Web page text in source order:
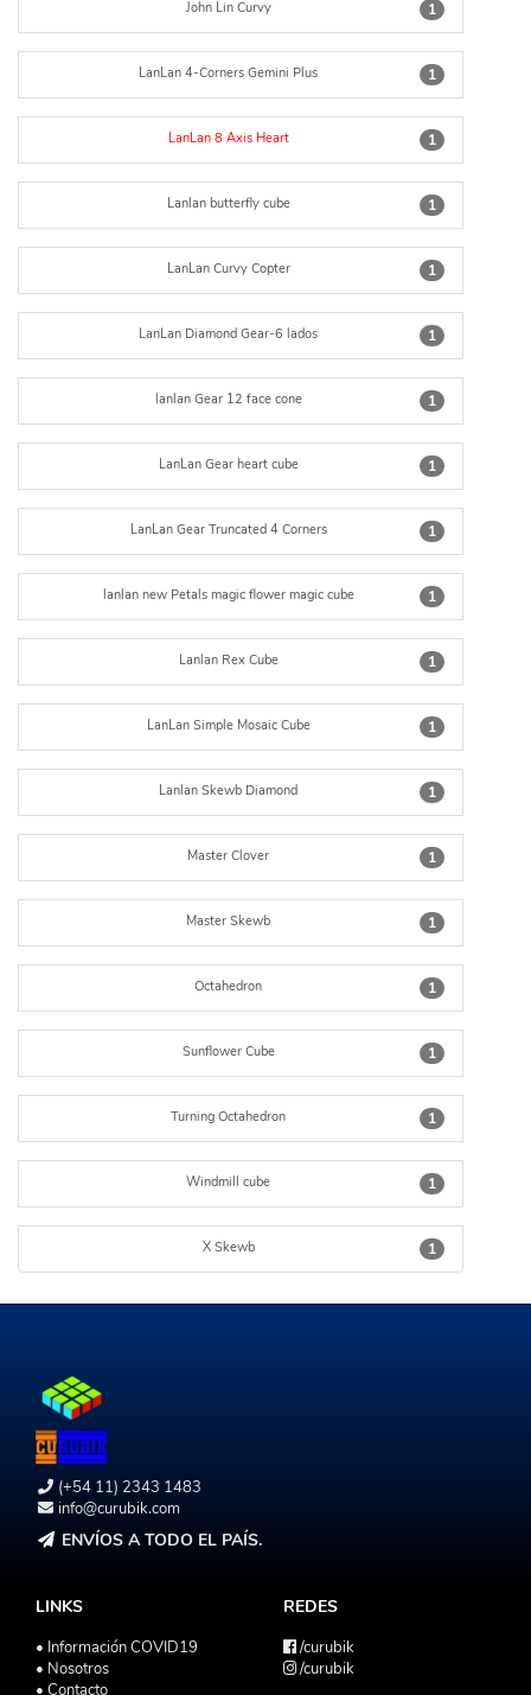
1
John Lin Curvy
1
LanLan 4-Corners Gemini Plus
1
LanLan 8 Axis Heart
1
Lanlan butterfly cube
1
LanLan Curvy Copter
1
LanLan Diamond Gear-6 lados
1
lanlan Gear 12 face cone
1
LanLan Gear heart cube
1
LanLan Gear Truncated 4 Corners
1
lanlan new Petals magic flower magic cube
1
Lanlan Rex Cube
1
LanLan Simple Mosaic Cube
1
Lanlan Skewb Diamond
1
Master Clover
1
Master Skewb
1
Octahedron
1
Sunflower Cube
1
Turning Octahedron
1
Windmill cube
1
X Skewb
(+54 11) 2343 1483
info@curubik.com
ENVÍOS A TODO EL PAÍS.
LINKS
• Información COVID19
• Nosotros
• Contacto
REDES
/curubik
/curubik